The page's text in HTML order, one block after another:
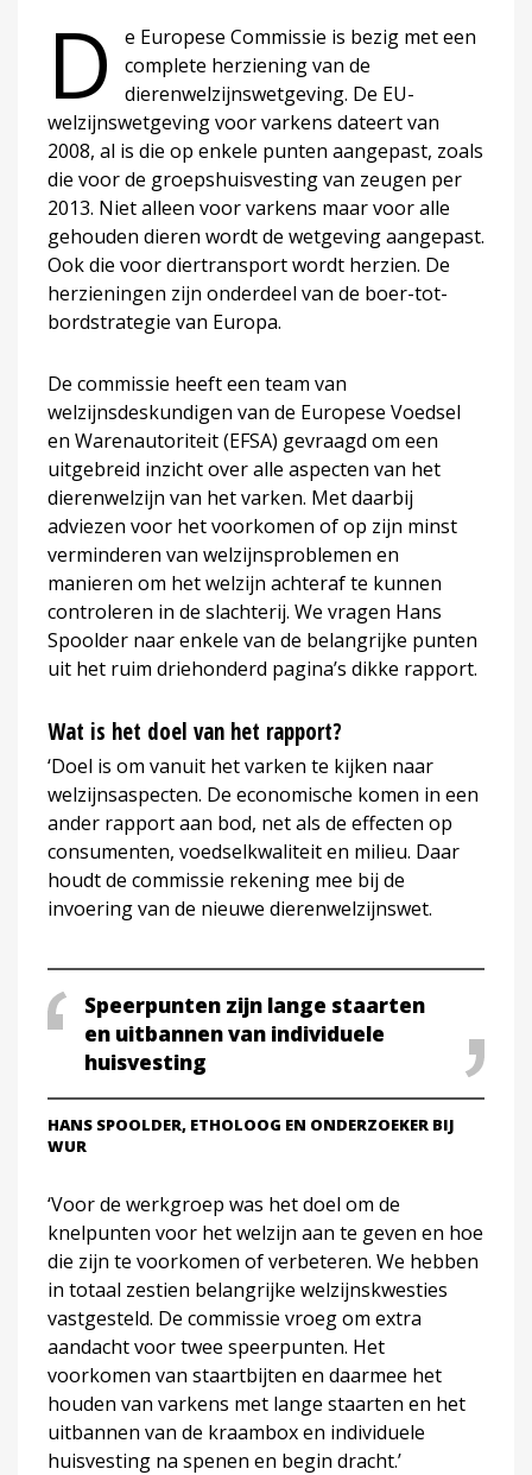
D
e Europese Commissie is bezig met een
complete herziening van de
dierenwelzijnswetgeving. De EU-
welzijnswetgeving voor varkens dateert van
2008, al is die op enkele punten aangepast, zoals
die voor de groepshuisvesting van zeugen per
2013. Niet alleen voor varkens maar voor alle
gehouden dieren wordt de wetgeving aangepast.
Ook die voor diertransport wordt herzien. De
herzieningen zijn onderdeel van de boer-tot-
bordstrategie van Europa.
De commissie heeft een team van
welzijnsdeskundigen van de Europese Voedsel
en Warenautoriteit (EFSA) gevraagd om een
uitgebreid inzicht over alle aspecten van het
dierenwelzijn van het varken. Met daarbij
adviezen voor het voorkomen of op zijn minst
verminderen van welzijnsproblemen en
manieren om het welzijn achteraf te kunnen
controleren in de slachterij. We vragen Hans
Spoolder naar enkele van de belangrijke punten
uit het ruim driehonderd pagina’s dikke rapport.
Wat is het doel van het rapport?
‘Doel is om vanuit het varken te kijken naar
welzijnsaspecten. De economische komen in een
ander rapport aan bod, net als de effecten op
consumenten, voedselkwaliteit en milieu. Daar
houdt de commissie rekening mee bij de
invoering van de nieuwe dierenwelzijnswet.
Speerpunten zijn lange staarten
en uitbannen van individuele
huisvesting
HANS SPOOLDER, ETHOLOOG EN ONDERZOEKER BIJ
WUR
‘Voor de werkgroep was het doel om de
knelpunten voor het welzijn aan te geven en hoe
die zijn te voorkomen of verbeteren. We hebben
in totaal zestien belangrijke welzijnskwesties
vastgesteld. De commissie vroeg om extra
aandacht voor twee speerpunten. Het
voorkomen van staartbijten en daarmee het
houden van varkens met lange staarten en het
uitbannen van de kraambox en individuele
huisvesting na spenen en begin dracht.’